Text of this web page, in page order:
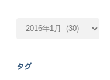
カ
タグ